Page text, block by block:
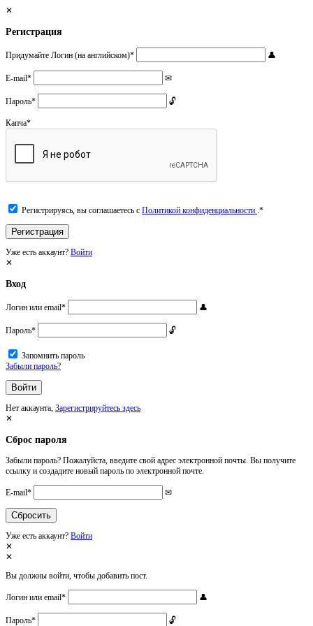
Регистрация
Придумайте Логин (на английском)*
E-mail*
Пароль*
Капча*
Регистрируясь, вы соглашаетесь с Политикой конфиденциальности .*
Уже есть аккаунт? Войти
Вход
Логин или email*
Пароль*
Запомнить пароль
Забыли пароль?
Нет аккаунта, Зарегистрируйтесь здесь
Сброс пароля
Забыли пароль? Пожалуйста, введите свой адрес электронной почты. Вы получите
ссылку и создадите новый пароль по электронной почте.
E-mail*
Уже есть аккаунт? Войти
Вы должны войти, чтобы добавить пост.
Логин или email*
Пароль*